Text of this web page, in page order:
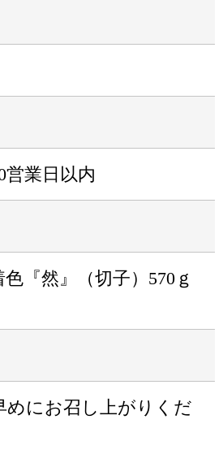
営業日以内
『然』（切子）570ｇ
にお召し上がりくだ